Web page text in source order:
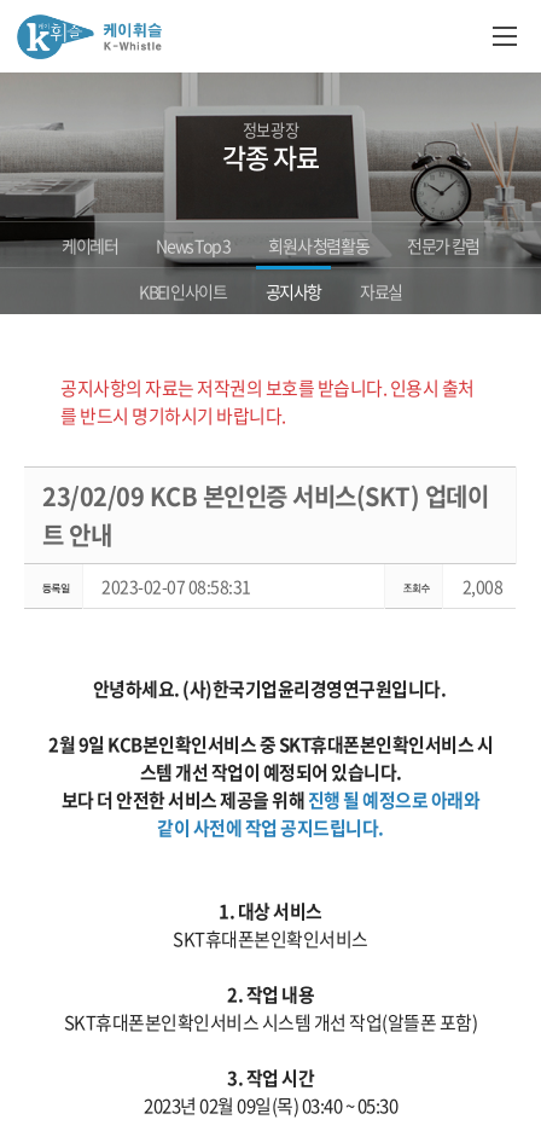
정보광장
각종 자료
케이레터 News Top 3 회원사 청렴활동
전문가 칼럼
KBEI 인사이트
공지사항 자료실
공지사항의 자료는 저작권의 보호를 받습니다. 인용시 출처
를 반드시 명기하시기 바랍니다.
23/02/09 KCB 본인인증 서비스(SKT) 업데이
트 안내
2023-02-07 08:58:31 2,008
안녕하세요. (사)한국기업윤리경영연구원입니다.
2월 9일 KCB본인확인서비스 중 SKT휴대폰본인확인서비스 시
스템 개선 작업이 예정되어 있습니다.
보다 더 안전한 서비스 제공을 위해진행 될 예정으로 아래와
같이 사전에 작업 공지드립니다.
1. 대상 서비스
SKT휴대폰본인확인서비스
2. 작업 내용
SKT휴대폰본인확인서비스 시스템 개선 작업(알뜰폰 포함)
3. 작업 시간
2023년 02월 09일(목) 03:40 ~ 05:30